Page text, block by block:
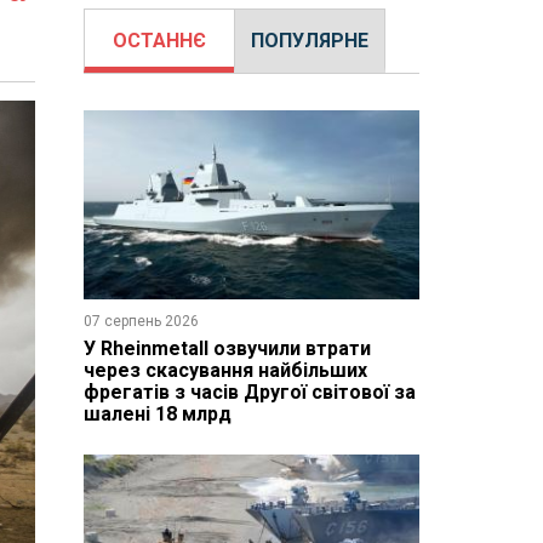
ОСТАННЄ ПОПУЛЯРНЕ
07 серпень 2026
У Rheinmetall озвучили втрати
через скасування найбільших
фрегатів з часів Другої світової за
шалені 18 млрд